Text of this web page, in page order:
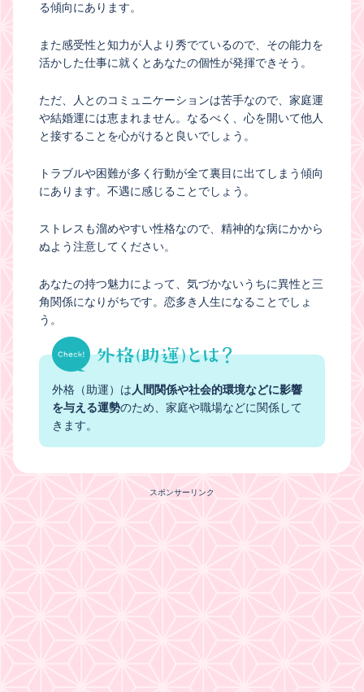
る傾向にあります。
また感受性と知力が人より秀でているので、その能力を
活かした仕事に就くとあなたの個性が発揮できそう。
ただ、人とのコミュニケーションは苦手なので、家庭運
や結婚運には恵まれません。なるべく、心を開いて他人
と接することを心がけると良いでしょう。
トラブルや困難が多く行動が全て裏目に出てしまう傾向
にあります。不遇に感じることでしょう。
ストレスも溜めやすい性格なので、精神的な病にかから
ぬよう注意してください。
あなたの持つ魅力によって、気づかないうちに異性と三
角関係になりがちです。恋多き人生になることでしょ
う。
外格（助運）は 人間関係や社会的環境などに影響
を与える運勢のため、家庭や職場などに関係して
きます。
スポンサーリンク